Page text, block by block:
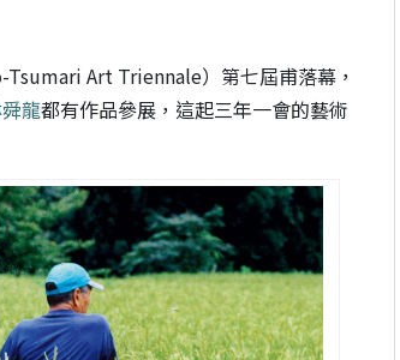
Tsumari Art Triennale）第七屆甫落幕，
龍都有作品參展，這起三年一會的藝術